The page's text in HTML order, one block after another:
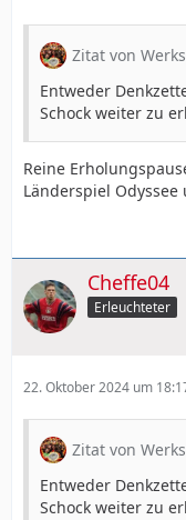
Zitat von
Entweder
Schock weiter zu
Reine
Länderspiel Odyssee
Cheffe04
Erleuchteter
22. Oktober 2024 um
Zitat von
Entweder
Schock weiter zu